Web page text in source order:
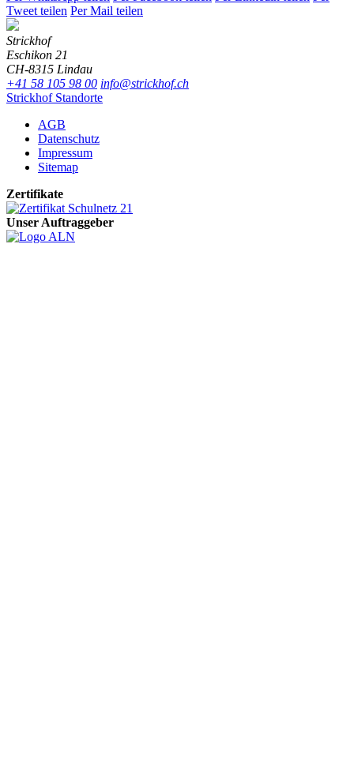
Tweet teilen Per Mail teilen
Strickhof
Eschikon 21
CH-8315 Lindau
+41 58 105 98 00 info@strickhof.ch
Strickhof Standorte
AGB
Datenschutz
Impressum
Sitemap
Zertifikate
Unser Auftraggeber